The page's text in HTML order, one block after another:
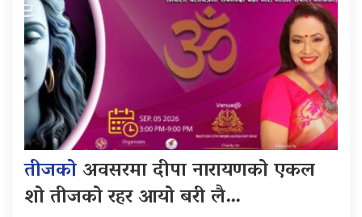
तीजकोअवसरमा दीपा नारायणको एकल
शो तीजको रहर आयो बरी लै…